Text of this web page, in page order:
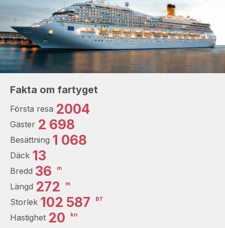
Fakta om fartyget
Första resa 2004
Gäster 2 698
Besättning 1 068
Däck 13
Bredd 36 m
Längd 272 m
Storlek 102 587 BT
Hastighet 20 kn